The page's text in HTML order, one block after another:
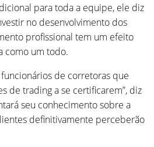
para toda a equipe, ele diz
no desenvolvimento dos
profissional tem um efeito
como um todo.
de corretoras que
de trading a se certificarem”, diz
seu conhecimento sobre a
definitivamente perceberão